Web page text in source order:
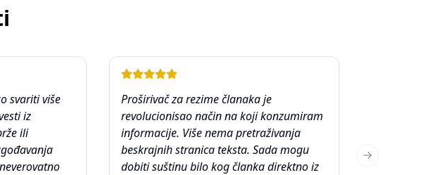
svariti više
iz
ili
Proširivač za rezime članaka je
revolucionisao način na koji konzumiram
informacije. Više nema pretraživanja
beskrajnih stranica teksta. Sada mogu
dobiti suštinu bilo kog članka direktno iz
Next slide